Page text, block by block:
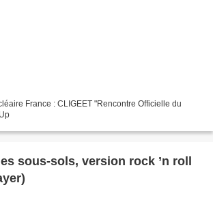
France : CLIGEET "Rencontre Officielle du
sous-sols, version rock ’n roll